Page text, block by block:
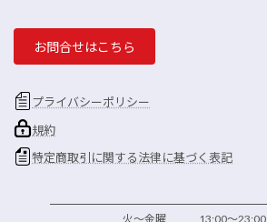
お問合せはこちら
プライバシーポリシー
規約
特定商取引に関する法律に基づく表記
火～金曜 13:00～23:00